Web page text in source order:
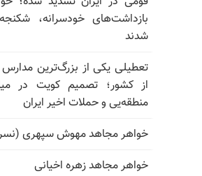
بازداشت‌های خودسرانه،
شدند
تعطیلی یکی از بزرگ‌ترین مدارس
از کشور؛ تصمیم کویت در
منطقه‌یی و حملات اخیر ایران
خواهر مجاهد مهوش سپهری
خواهر مجاهد زهره اخیانی